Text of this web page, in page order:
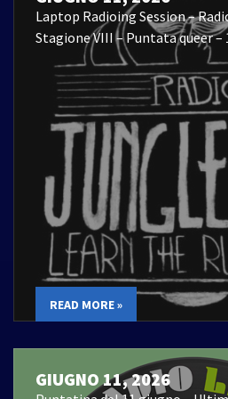
Laptop Radioing Session –
Stagione VIII – Puntata queer –
READ MORE »
GIUGNO 11, 2026